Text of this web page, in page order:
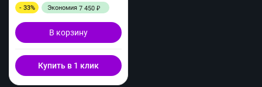
- 33% Экономия 7 450 ₽
В корзину
Купить в 1 клик